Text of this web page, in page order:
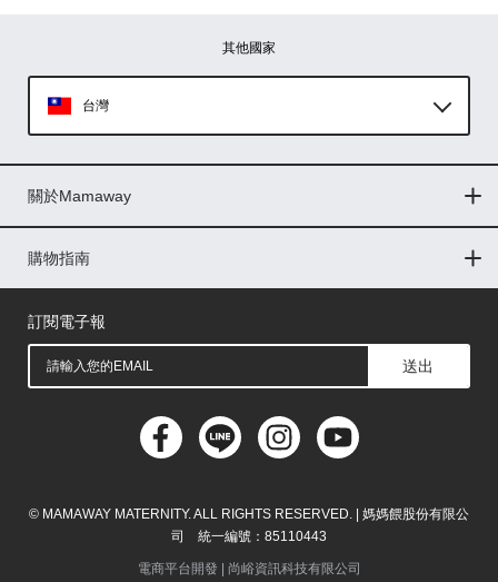
其他國家
台灣
印尼
馬來西亞
關於Mamaway
門市據點
最新消息
品牌故事
人力招募
媒體花絮
隱私權聲明
CSR企業社會責任
購物指南
購物常見問題
退換貨問題
儲值金使用條款
購買儲值金
發票問題
會員權益
線上留言
吸乳器-免費體驗
訂閱電子報
送出
© MAMAWAY MATERNITY. ALL RIGHTS RESERVED. | 媽媽餵股份有限公
司 統一編號：85110443
電商平台開發 | 尚峪資訊科技有限公司